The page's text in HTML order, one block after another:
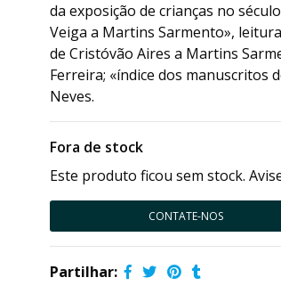
da exposição de crianças no
Veiga a Martins Sarmento»,
de Cristóvão Aires a Martins
Ferreira; «índice dos manuscritos
Neves.
Fora de stock
Este produto ficou sem stock.
CONTATE-NOS
Partilhar: